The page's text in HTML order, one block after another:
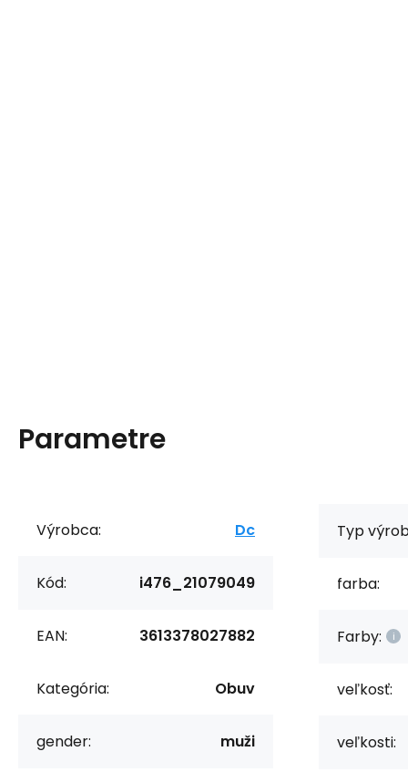
Parametre
Výrobca: Dc
Kód: i476_21079049
EAN: 3613378027882
Kategória: Obuv
gender: muži
Typ
farba:
Farby:
veľkosť:
veľkosti: